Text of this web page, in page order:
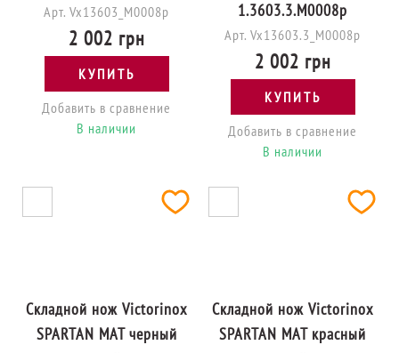
Арт. Vx13603_M0008p
2 002 грн
КУПИТЬ
Добавить в сравнение
В наличии
1.3603.3.M0008p
Арт. Vx13603.3_M0008p
2 002 грн
КУПИТЬ
Добавить в сравнение
В наличии
Складной нож Victorinox
SPARTAN MAT черный
Складной нож Victorinox
SPARTAN MAT красный